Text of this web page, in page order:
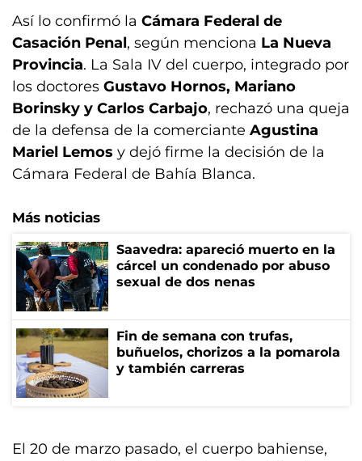
Así lo confirmó la Cámara Federal de
Casación Penal, según menciona La Nueva
Provincia. La Sala IV del cuerpo, integrado por
los doctores Gustavo Hornos, Mariano
Borinsky y Carlos Carbajo, rechazó una queja
de la defensa de la comerciante Agustina
Mariel Lemos y dejó firme la decisión de la
Cámara Federal de Bahía Blanca.
Más noticias
Saavedra: apareció muerto en la
cárcel un condenado por abuso
sexual de dos nenas
Fin de semana con trufas,
buñuelos, chorizos a la pomarola
y también carreras
El 20 de marzo pasado, el cuerpo bahiense,